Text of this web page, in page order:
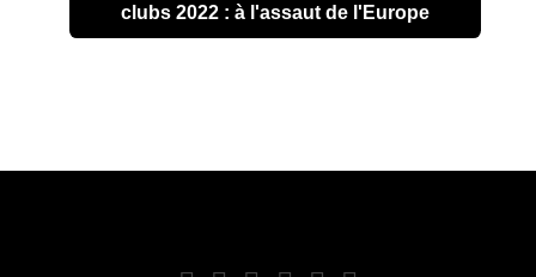
clubs 2022 : à l'assaut de l'Europe